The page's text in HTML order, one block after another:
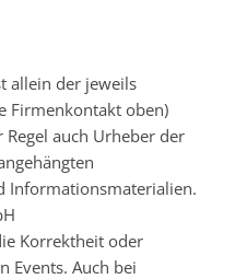
allein der jeweils
Firmenkontakt oben)
auch Urheber der
Informationsmaterialien.
Korrektheit oder
Events. Auch bei